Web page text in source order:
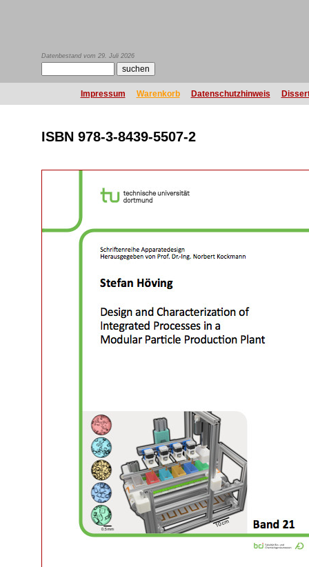
Datenbestand vom 29. Juli 2026
Impressum Warenkorb Datenschutzhinweis
ISBN 978-3-8439-5507-2